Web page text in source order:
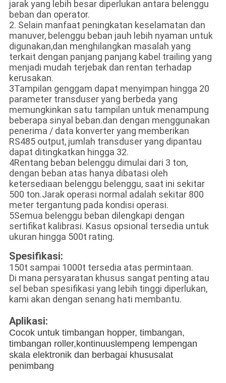
jarak yang lebih besar diperlukan antara belenggu
beban dan operator.
2. Selain manfaat peningkatan keselamatan dan
manuver, belenggu beban jauh lebih nyaman untuk
digunakan,dan menghilangkan masalah yang
terkait dengan panjang panjang kabel trailing yang
menjadi mudah terjebak dan rentan terhadap
kerusakan.
3Tampilan genggam dapat menyimpan hingga 20
parameter transduser yang berbeda yang
memungkinkan satu tampilan untuk menampung
beberapa sinyal beban.dan dengan menggunakan
penerima / data konverter yang memberikan
RS485 output, jumlah transduser yang dipantau
dapat ditingkatkan hingga 32.
4Rentang beban belenggu dimulai dari 3 ton,
dengan beban atas hanya dibatasi oleh
ketersediaan belenggu belenggu, saat ini sekitar
500 ton.Jarak operasi normal adalah sekitar 800
meter tergantung pada kondisi operasi.
5Semua belenggu beban dilengkapi dengan
sertifikat kalibrasi. Kasus opsional tersedia untuk
ukuran hingga 500t rating.
Spesifikasi:
150t sampai 1000t tersedia atas permintaan.
Di mana persyaratan khusus sangat penting atau
sel beban spesifikasi yang lebih tinggi diperlukan,
kami akan dengan senang hati membantu.
Aplikasi:
Cocok untuk timbangan hopper, timbangan,
timbangan roller,kontinuuslempeng lempengan
skala elektronik dan berbagai khususalat
penimbang